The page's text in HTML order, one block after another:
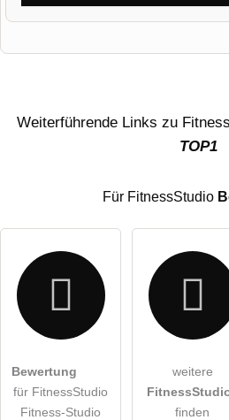
DieDatenschutzerklärunghabe ich
Weiterführende Links zu
TOP1
Für FitnessStudio
Bewertung
für FitnessStudio
Fitness-Studio
weitere
finden